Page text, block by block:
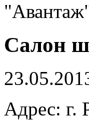
Салон
Адрес: г.